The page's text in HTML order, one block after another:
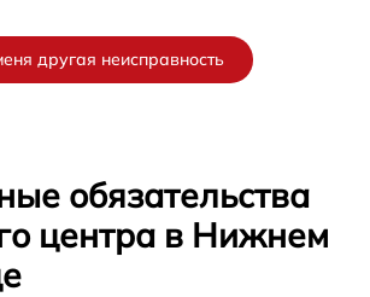
другая неисправность
обязательства
центра в Нижнем